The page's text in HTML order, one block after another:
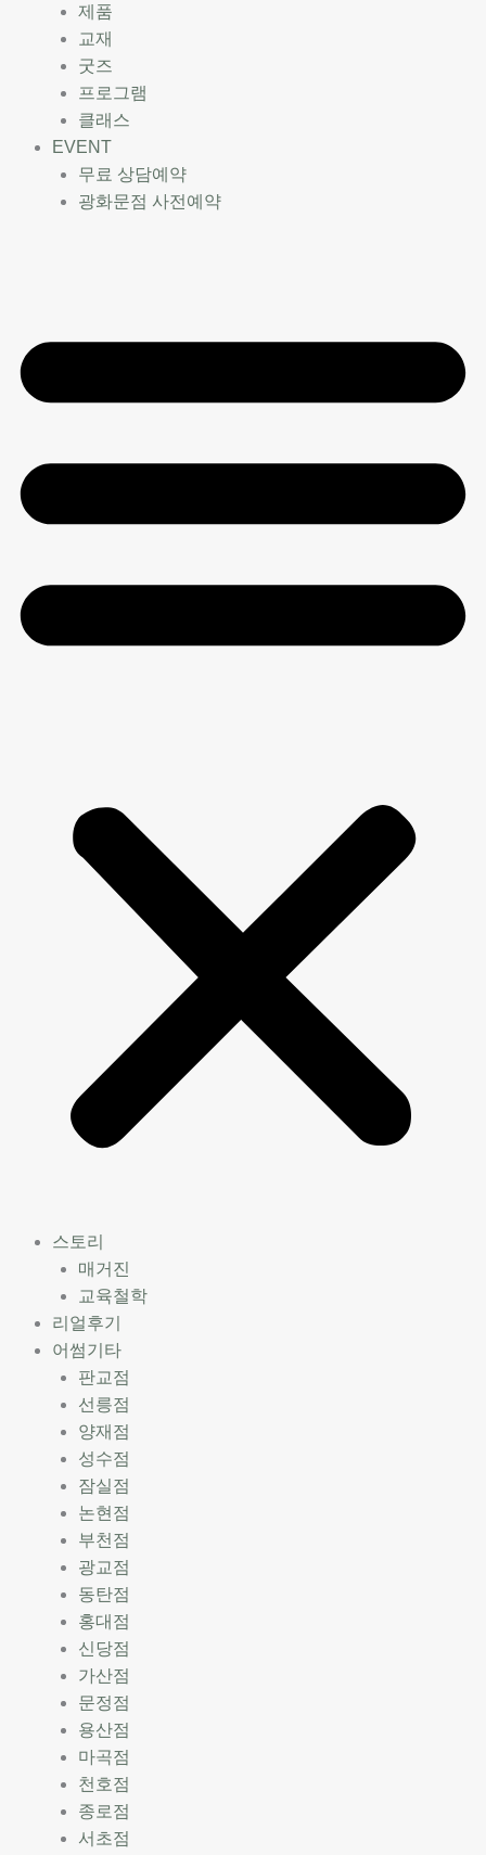
제품
교재
굿즈
프로그램
클래스
EVENT
무료 상담예약
광화문점 사전예약
스토리
매거진
교육철학
리얼후기
어썸기타
판교점
선릉점
양재점
성수점
잠실점
논현점
부천점
광교점
동탄점
홍대점
신당점
가산점
문정점
용산점
마곡점
천호점
종로점
서초점